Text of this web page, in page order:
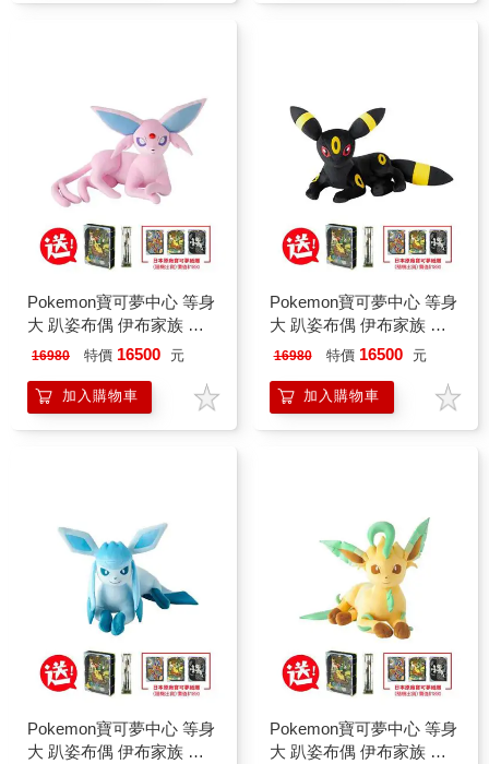
Pokemon寶可夢中心 等身
大 趴姿布偶 伊布家族 玩
偶 娃娃（太陽伊布）
16980 特價 16500 元
加入購物車
Pokemon寶可夢中心 等身
大 趴姿布偶 伊布家族 玩
偶 娃娃（月亮伊布）
16980 特價 16500 元
加入購物車
Pokemon寶可夢中心 等身
大 趴姿布偶 伊布家族 玩
Pokemon寶可夢中心 等身
大 趴姿布偶 伊布家族 玩